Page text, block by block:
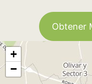
Obtener
+
−